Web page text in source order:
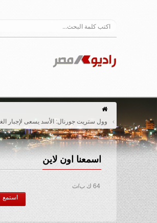
وول ستريت جورنال: الأسد يسعى لإجبار الغرب
اسمعنا اون لاين
64 ك ب/ث
استمع الآن